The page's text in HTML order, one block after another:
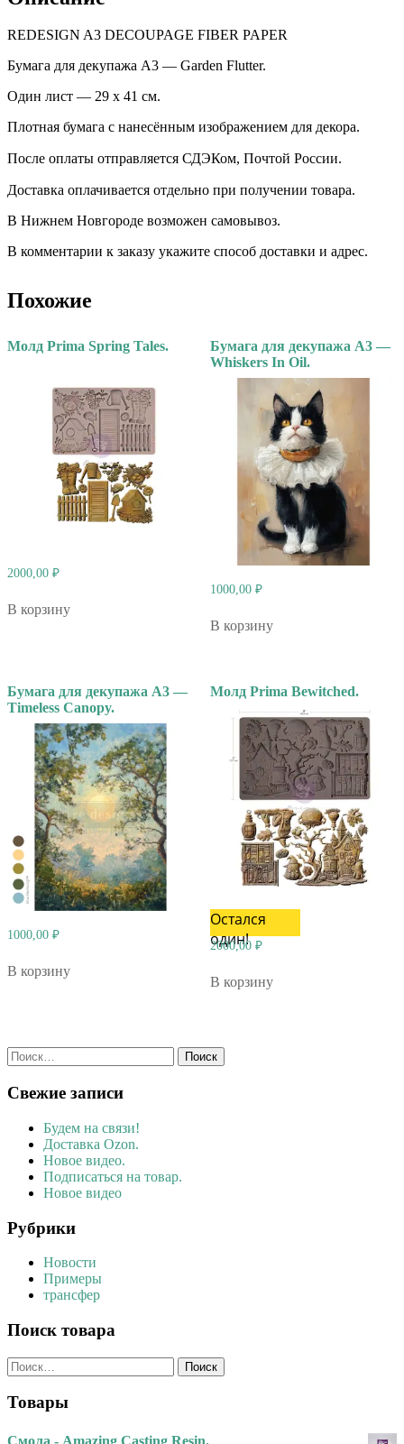
REDESIGN A3 DECOUPAGE FIBER PAPER
Бумага для декупажа А3 — Garden Flutter.
Один лист — 29 х 41 см.
Плотная бумага с нанесённым изображением для декора.
После оплаты отправляется СДЭКом, Почтой России. ⠀
Доставка оплачивается отдельно при получении товара. ⠀
В Нижнем Новгороде возможен самовывоз.
В комментарии к заказу укажите способ доставки и адрес.
Похожие
Молд Prima Spring Tales.
2000,00 ₽
В корзину
Бумага для декупажа А3 —
Whiskers In Oil.
1000,00 ₽
В корзину
Бумага для декупажа А3 —
Timeless Canopy.
1000,00 ₽
В корзину
Молд Prima Bewitched.
Остался
один!
2000,00 ₽
В корзину
Найти:
Свежие записи
Будем на связи!
Доставка Ozon.
Новое видео.
Подписаться на товар.
Новое видео
Рубрики
Новости
Примеры
трансфер
Поиск товара
Найти:
Товары